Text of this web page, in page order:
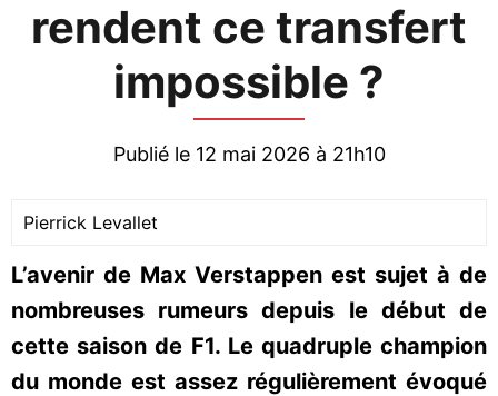
rendent ce transfert
impossible ?
Publié le 12 mai 2026 à 21h10
Pierrick Levallet
L’avenir de Max Verstappen est sujet à de
nombreuses rumeurs depuis le début de
cette saison de F1. Le quadruple champion
du monde est assez régulièrement évoqué